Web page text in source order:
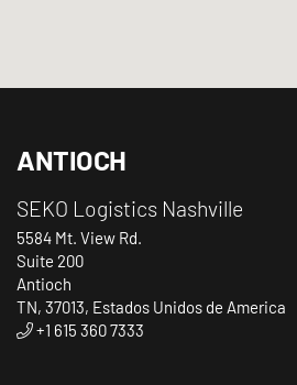
ANTIOCH
SEKO Logistics Nashville
5584 Mt. View Rd.
Suite 200
Antioch
TN, 37013, Estados Unidos de America
+1 615 360 7333